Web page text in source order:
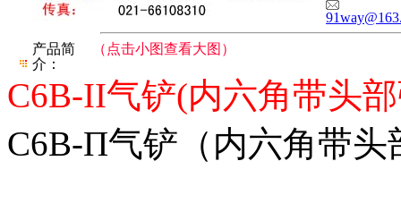
产品简
介：
（点击小图查看大图）
C6B-II气铲(内六角带头
C6B-Π气铲（内六角带头